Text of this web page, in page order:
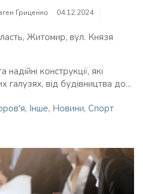
Гриценко
04.12.2024
Житомир, вул. Князя
конструкції, які
галузях, від будівництва до...
, Інше, Новини, Спорт